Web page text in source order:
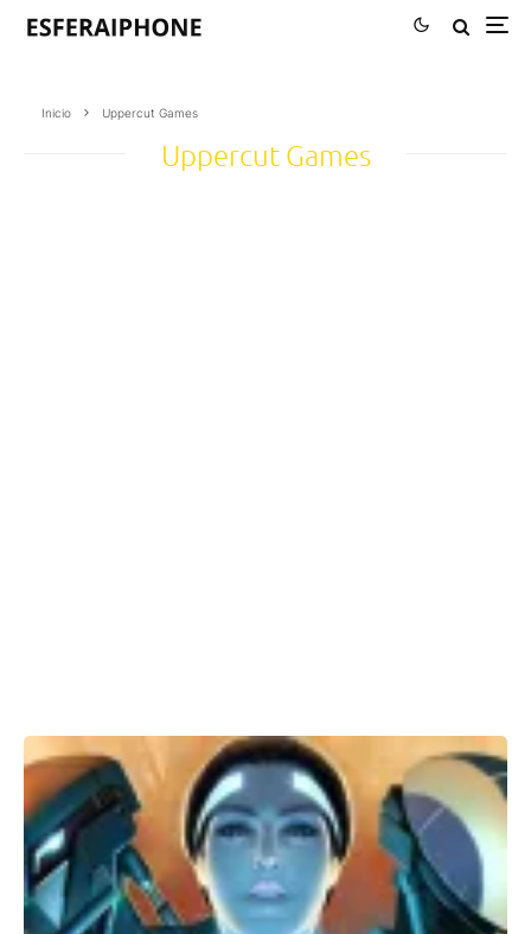
Inicio Uppercut Games
Uppercut Games